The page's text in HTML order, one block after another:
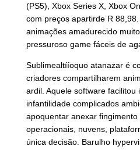
(PS5), Xbox Series X, Xbox
com preços apartirde R
animações amadurecido
pressuroso game fáceis de
Sublimealtííoquo atanazar é
criadores compartilharem
ardil. Aquele software
infantilidade complicados
apoquentar anexar
operacionais, nuvens,
única decisão. Barulho